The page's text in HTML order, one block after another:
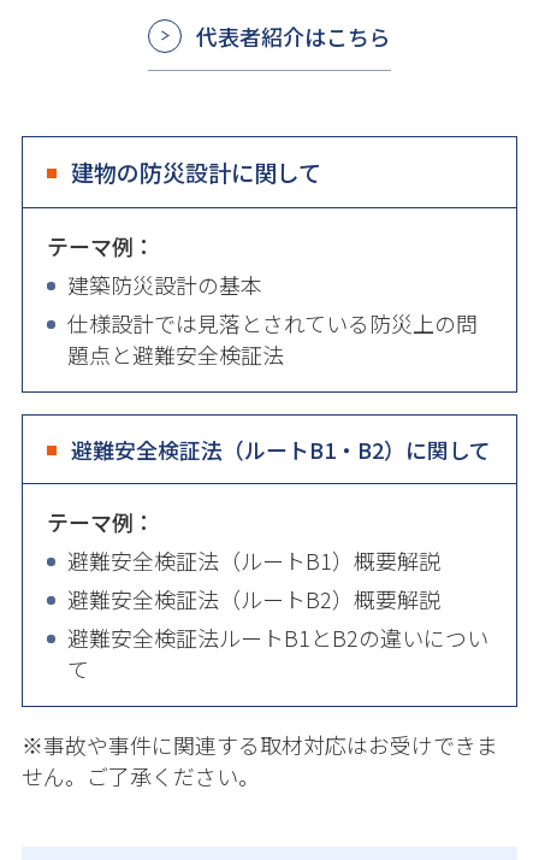
代表者紹介はこちら
建物の防災設計に関して
テーマ例：
建築防災設計の基本
仕様設計では見落とされている防災上の問
題点と避難安全検証法
避難安全検証法（ルートB1・B2）に関して
テーマ例：
避難安全検証法（ルートB1）概要解説
避難安全検証法（ルートB2）概要解説
避難安全検証法ルートB1とB2の違いについ
て
※事故や事件に関連する取材対応はお受けできま
せん。ご了承ください。